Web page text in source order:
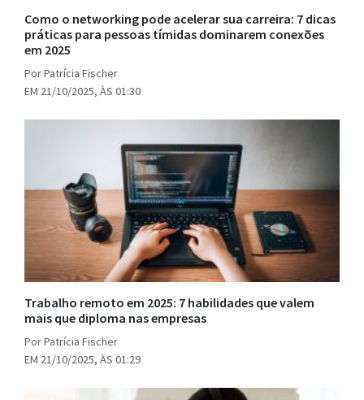
Como o networking pode acelerar sua carreira: 7 dicas
práticas para pessoas tímidas dominarem conexões
em 2025
Por Patrícia Fischer
EM 21/10/2025, ÀS 01:30
Trabalho remoto em 2025: 7 habilidades que valem
mais que diploma nas empresas
Por Patrícia Fischer
EM 21/10/2025, ÀS 01:29